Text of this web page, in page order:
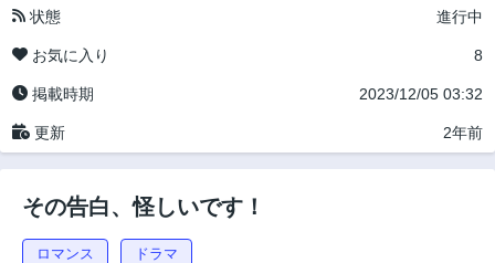
状態 進行中
お気に入り 8
掲載時期 2023/12/05 03:32
更新 2年前
その告白、怪しいです！
ロマンス ドラマ